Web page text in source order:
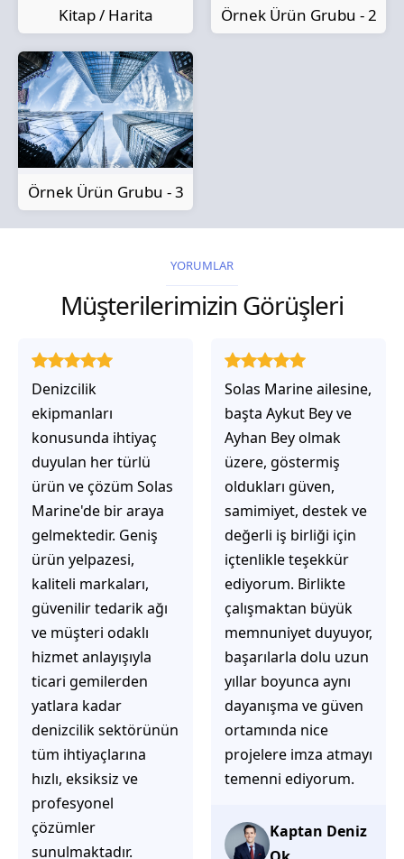
Kitap / Harita Örnek Ürün Grubu - 2
Örnek Ürün Grubu - 3
YORUMLAR
Müşterilerimizin Görüşleri
Solas Marine ailesine,
başta Aykut Bey ve
Ayhan Bey olmak
üzere, göstermiş
oldukları güven,
samimiyet, destek ve
değerli iş birliği için
içtenlikle teşekkür
ediyorum. Birlikte
çalışmaktan büyük
memnuniyet duyuyor,
başarılarla dolu uzun
yıllar boyunca aynı
dayanışma ve güven
ortamında nice
projelere imza atmayı
temenni ediyorum.
Kaptan Deniz
Solas Marine ile
çalıştığınızda,
işlerinin gerçekten
çözüm üretmeye
odaklı olduğunu
hemen fark
ediyorsunuz.
İhtiyaçlarınıza hızlı ve
doğru çözümler
sunmaya çalışıyorlar.
Müşteri
memnuniyetini ön
planda tutan
yaklaşımları, ilgili
iletişimleri ve
güvenilir hizmet
anlayışları sayesinde
başarılı bir ekip
olduklarını